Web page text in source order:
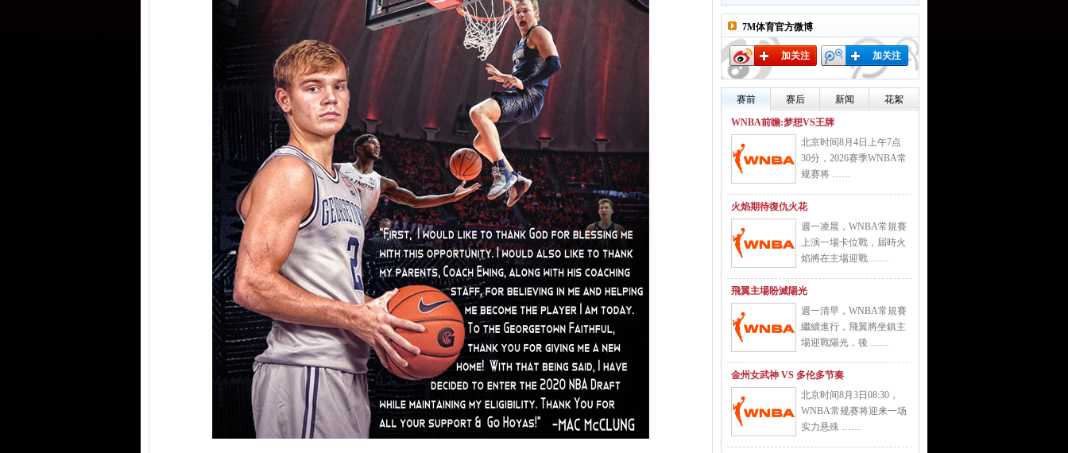
7M体育官方微博
加关注 加关注
赛前 赛后 新闻 花絮
WNBA前瞻:梦想VS王牌
北京时间8月4日上午7点
30分，2026赛季WNBA常
规赛将 ……
火焰期待復仇火花
週一凌晨，WNBA常規賽
上演一場卡位戰，屆時火
焰將在主場迎戰 ……
飛翼主場盼滅陽光
週一清早，WNBA常規賽
繼續進行，飛翼將坐鎮主
場迎戰陽光，後 ……
金州女武神 VS 多伦多节奏
北京时间8月3日08:30，
WNBA常规赛将迎来一场
实力悬殊 ……